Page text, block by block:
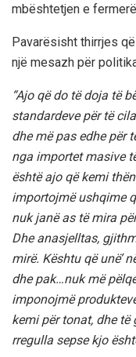
mbështetjen e
Pavarësisht thirrjes
një mesazh për
“Ajo që do të doja të
standardeve për të
dhe më pas edhe për
nga importet masive
është ajo që kemi
importojmë ushqime
nuk janë as të mira
Dhe anasjelltas,
mirë. Kështu që unë’
dhe pak…nuk më
imponojmë
kemi për tonat, dhe
rregulla sepse kjo